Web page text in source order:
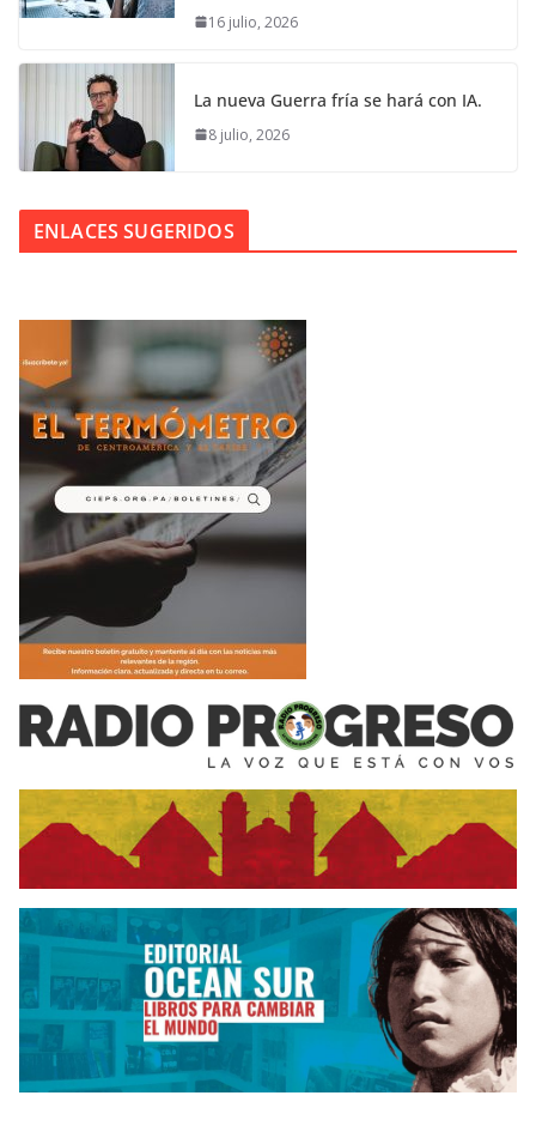
16 julio, 2026
La nueva Guerra fría se hará con IA.
8 julio, 2026
ENLACES SUGERIDOS